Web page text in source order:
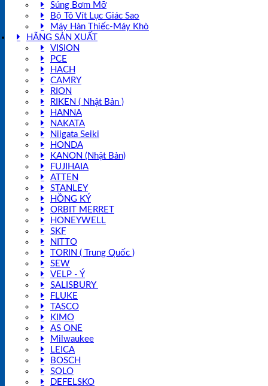
Súng Bơm Mỡ
Bộ Tô Vít Lục Giác Sao
Máy Hàn Thiếc-Máy Khò
HÃNG SẢN XUẤT
VISION
PCE
HACH
CAMRY
RION
RIKEN ( Nhật Bản )
HANNA
NAKATA
Niigata Seiki
HONDA
KANON (Nhật Bản)
FUJIHAIA
ATTEN
STANLEY
HỒNG KÝ
ORBIT MERRET
HONEYWELL
SKF
NITTO
TORIN ( Trung Quốc )
SEW
VELP - Ý
SALISBURY
FLUKE
TASCO
KIMO
AS ONE
Milwaukee
LEICA
BOSCH
SOLO
DEFELSKO